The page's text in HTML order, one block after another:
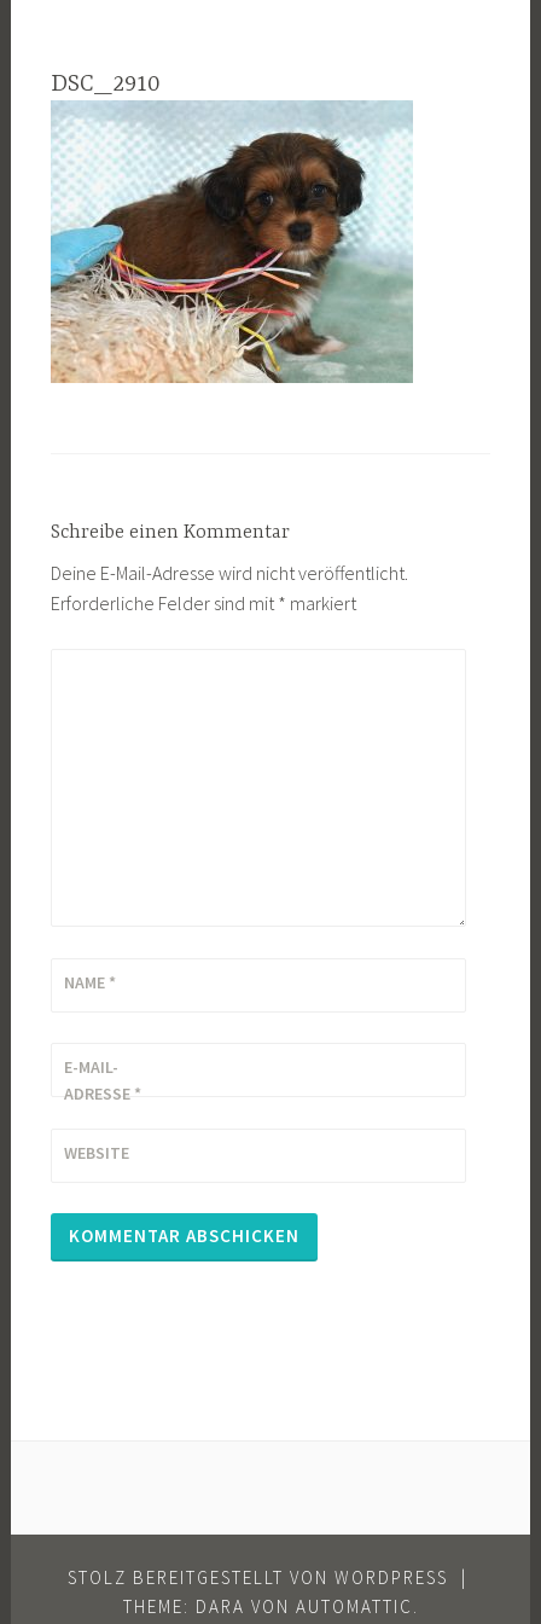
DSC_2910
Schreibe einen Kommentar
Deine E-Mail-Adresse wird nicht veröffentlicht.
Erforderliche Felder sind mit * markiert
NAME *
E-MAIL-
ADRESSE *
WEBSITE
STOLZ BEREITGESTELLT VON WORDPRESS
|
THEME: DARA VON AUTOMATTIC .